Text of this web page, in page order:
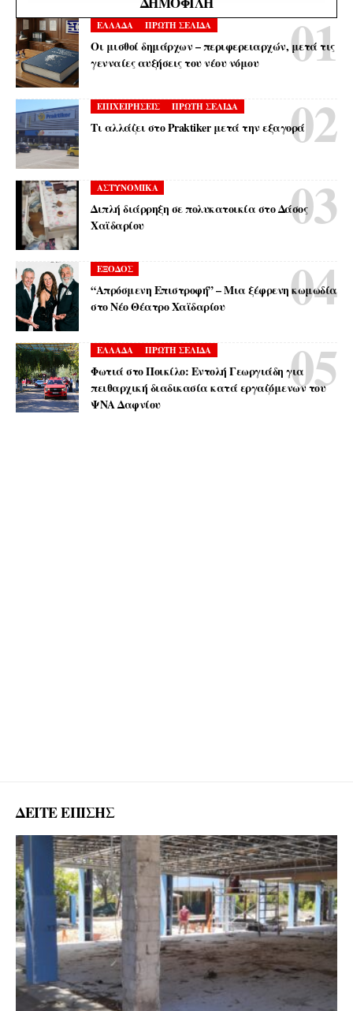
ΕΛΛΑΔΑ ΠΡΩΤΗ ΣΕΛΙΔΑ
Οι μισθοί δημάρχων – περιφερειαρχών, μετά τις
γενναίες αυξήσεις του νέου νόμου
ΕΠΙΧΕΙΡΗΣΕΙΣ ΠΡΩΤΗ ΣΕΛΙΔΑ
Τι αλλάζει στο Praktiker μετά την εξαγορά
ΑΣΤΥΝΟΜΙΚΑ
Διπλή διάρρηξη σε πολυκατοικία στο Δάσος
Χαϊδαρίου
ΕΞΟΔΟΣ
“Απρόσμενη Επιστροφή” – Μια ξέφρενη κωμωδία
στο Νέο Θέατρο Χαϊδαρίου
ΕΛΛΑΔΑ ΠΡΩΤΗ ΣΕΛΙΔΑ
Φωτιά στο Ποικίλο: Εντολή Γεωργιάδη για
πειθαρχική διαδικασία κατά εργαζόμενων του
ΨΝΑ Δαφνίου
ΔΕΙΤΕ ΕΠΙΣΗΣ